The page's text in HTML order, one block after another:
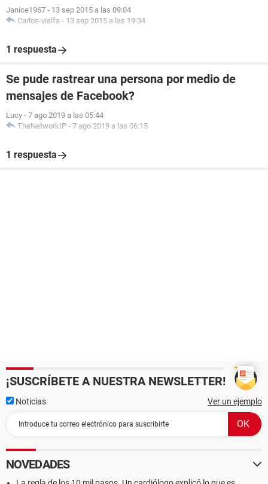
Janice1967 - 13 sep 2015 a las 09:04
Carlos-vialfa - 13 sep 2015 a las 19:34
1 respuesta
Se pude rastrear una persona por medio de
mensajes de Facebook?
Lucy - 7 ago 2019 a las 05:44
TheNetworkIP - 7 ago 2019 a las 06:15
1 respuesta
¡SUSCRÍBETE A NUESTRA NEWSLETTER!
Noticias Ver un ejemplo
NOVEDADES